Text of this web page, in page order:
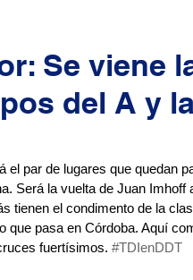
Se viene
del A y
el par de lugares que quedan
Será la vuelta de Juan
tienen el condimento de la
que pasa en Córdoba. Aquí
fuertísimos. #TDIenDDT